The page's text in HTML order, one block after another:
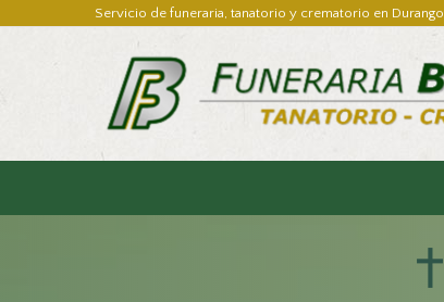
Servicio de funeraria, tanatorio y crematorio en Durango